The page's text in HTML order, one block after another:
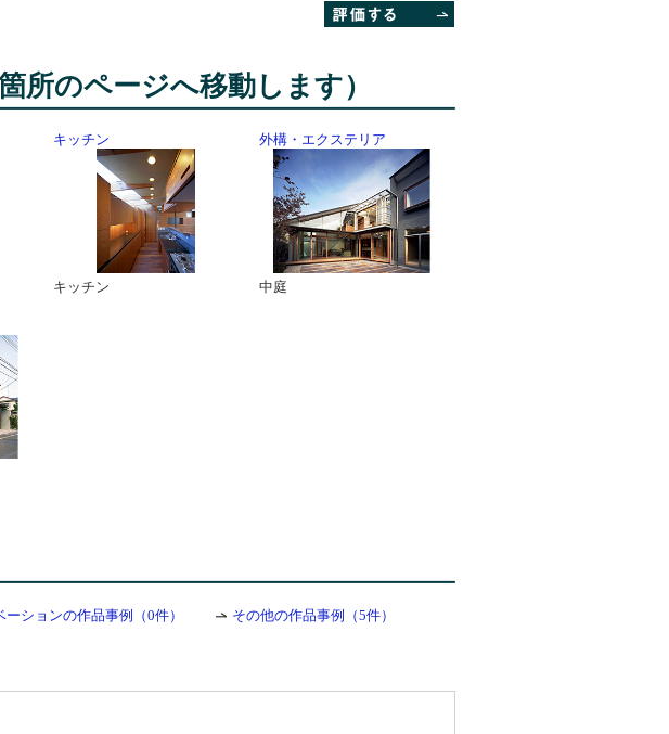
所のページへ移動します）
キッチン
キッチン
外構・エクステリア
中庭
ションの作品事例（0件） その他の作品事例（5件）